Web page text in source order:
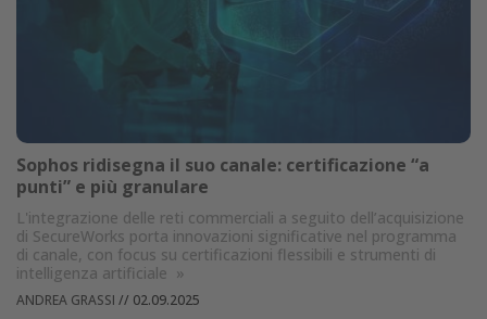
Sophos ridisegna il suo canale: certificazione “a
punti” e più granulare
L'integrazione delle reti commerciali a seguito dell’acquisizione
di SecureWorks porta innovazioni significative nel programma
di canale, con focus su certificazioni flessibili e strumenti di
intelligenza artificiale »
ANDREA GRASSI // 02.09.2025